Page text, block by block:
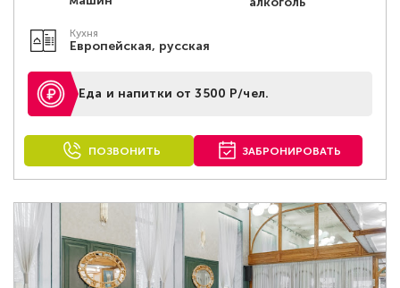
Кухня
Европейская, русская
Еда и напитки от 3500 Р/чел.
ПОЗВОНИТЬ ЗАБРОНИРОВАТЬ